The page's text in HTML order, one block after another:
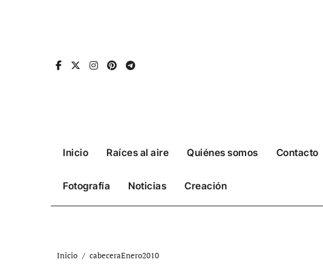
Inicio Raíces al aire Quiénes somos Contacto
Fotografía Noticias Creación
Inicio cabeceraEnero2010